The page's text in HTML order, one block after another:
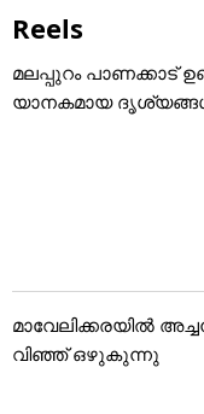
Reels
മലപ്പുറം പാണക്കാട്
യാനകമായ
മാവേലിക്കരയിൽ
വിഞ്ഞ് ഒഴുകുന്നു